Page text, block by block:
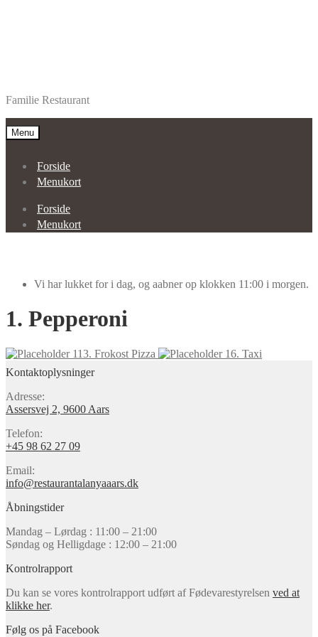
navigation
indhold
Familie Restaurant
Menu
Forside
Menukort
Forside
Menukort
Vi har lukket for i dag, og aabner op klokken 11:00 i morgen.
1. Pepperoni
113. Frokost Pizza
16. Taxi
Kontaktoplysninger
Adresse:
Assersvej 2, 9600 Aars
Telefon:
+45 98 62 27 09
Email:
info@restaurantalanyaaars.dk
Åbningstider
Mandag – Lørdag : 11:00 – 21:00
Søndag og Helligdage : 12:00 – 21:00
Kontrolrapport
Du kan se vores kontrolrapport udført af Fødevarestyrelsen ved at
klikke her.
Følg os på Facebook